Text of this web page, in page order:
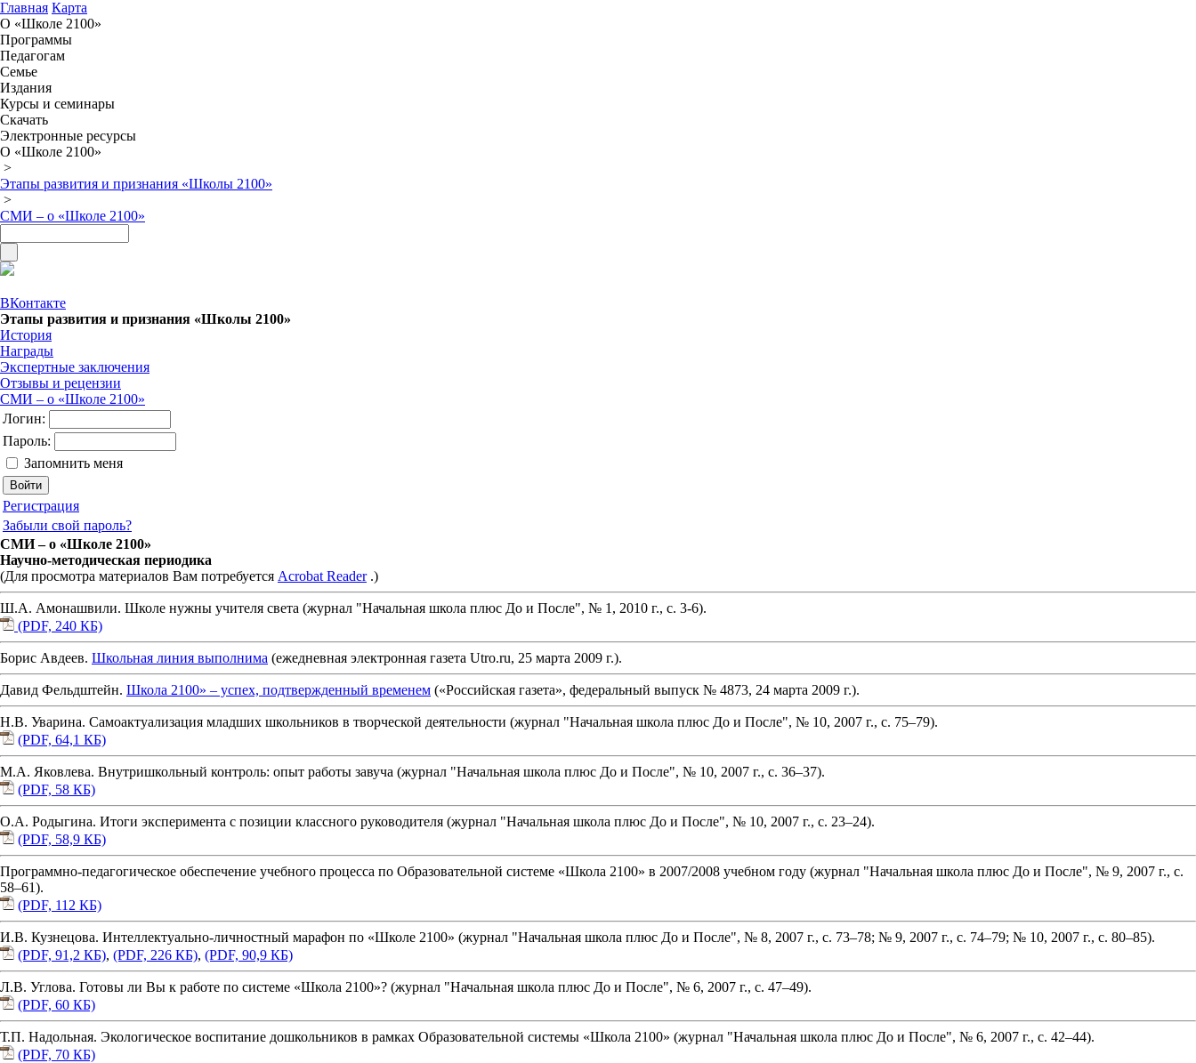
Главная Карта
О «Школе 2100»
Программы
Педагогам
Семье
Издания
Курсы и семинары
Скачать
Электронные ресурсы
О «Школе 2100»
>
Этапы развития и признания «Школы 2100»
>
СМИ – о «Школе 2100»
ВКонтакте
Этапы развития и признания «Школы 2100»
История
Награды
Экспертные заключения
Отзывы и рецензии
СМИ – о «Школе 2100»
Логин:
Пароль:
Запомнить меня
Регистрация
Забыли свой пароль?
СМИ – о «Школе 2100»
Научно-методическая периодика
(Для просмотра материалов Вам потребуется Acrobat Reader.)
Ш.А. Амонашвили. Школе нужны учителя света (журнал "Начальная школа плюс До и После", № 1, 2010 г., с. 3-6).
(PDF, 240 КБ)
Борис Авдеев. Школьная линия выполнима (ежедневная электронная газета Utro.ru, 25 марта 2009 г.).
Давид Фельдштейн. Школа 2100» – успех, подтвержденный временем («Российская газета», федеральный выпуск № 4873, 24 марта 2009 г.).
Н.В. Уварина. Самоактуализация младших школьников в творческой деятельности (журнал "Начальная школа плюс До и После", № 10, 2007 г., с. 75–79).
(PDF, 64,1 КБ)
М.А. Яковлева. Внутришкольный контроль: опыт работы завуча (журнал "Начальная школа плюс До и После", № 10, 2007 г., с. 36–37).
(PDF, 58 КБ)
О.А. Родыгина. Итоги эксперимента с позиции классного руководителя (журнал "Начальная школа плюс До и После", № 10, 2007 г., с. 23–24).
(PDF, 58,9 КБ)
Программно-педагогическое обеспечение учебного процесса по Образовательной системе «Школа 2100» в 2007/2008 учебном году (журнал "Начальная школа плюс До и После", № 9, 2007 г., с.
58–61).
(PDF, 112 КБ)
И.В. Кузнецова. Интеллектуально-личностный марафон по «Школе 2100» (журнал "Начальная школа плюс До и После", № 8, 2007 г., с. 73–78; № 9, 2007 г., с. 74–79; № 10, 2007 г., с. 80–85).
(PDF, 91,2 КБ), (PDF, 226 КБ), (PDF, 90,9 КБ)
Л.В. Углова. Готовы ли Вы к работе по системе «Школа 2100»? (журнал "Начальная школа плюс До и После", № 6, 2007 г., с. 47–49).
(PDF, 60 КБ)
Т.П. Надольная. Экологическое воспитание дошкольников в рамках Образовательной системы «Школа 2100» (журнал "Начальная школа плюс До и После", № 6, 2007 г., с. 42–44).
(PDF, 70 КБ)